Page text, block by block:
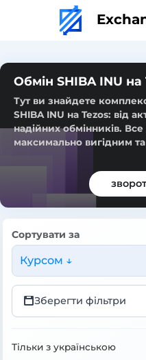
Обмін SHIBA INU на
Тут ви знайдете
SHIBA INU на Tezos: від
надійних обмінників.
максимально вигідним
Сортувати за
Курсом ↓
Зберегти фільтри
Тільки з українською